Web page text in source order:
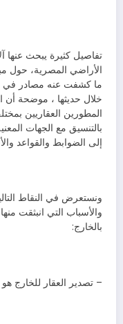
تفاصيل كثيرة يبحث عنها
الأراضي المصرية، حول
ما كشفت عنه مصادر في
خلال حديثها ، موضحة أن
المطورين العقاريين
بالتنسيق مع الجهات
إلى الضوابط والقواعد
ونستعرض في النقاط
والأسباب التي انبثقت
بالخارج:
– تصدير العقار للخارج